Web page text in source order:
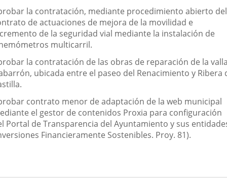
la contratación, mediante procedimiento abierto del
de actuaciones de mejora de la movilidad e
de la seguridad vial mediante la instalación de
multicarril.
la contratación de las obras de reparación de la
ubicada entre el paseo del Renacimiento y Ribera
contrato menor de adaptación de la web municipal
el gestor de contenidos Proxia para configuración
Portal de Transparencia del Ayuntamiento y sus
Financieramente Sostenibles. Proy. 81).